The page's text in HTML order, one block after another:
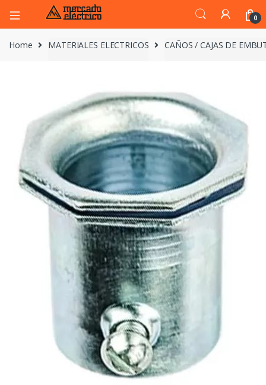
0
Home MATERIALES ELECTRICOS CAÑOS / CAJAS DE